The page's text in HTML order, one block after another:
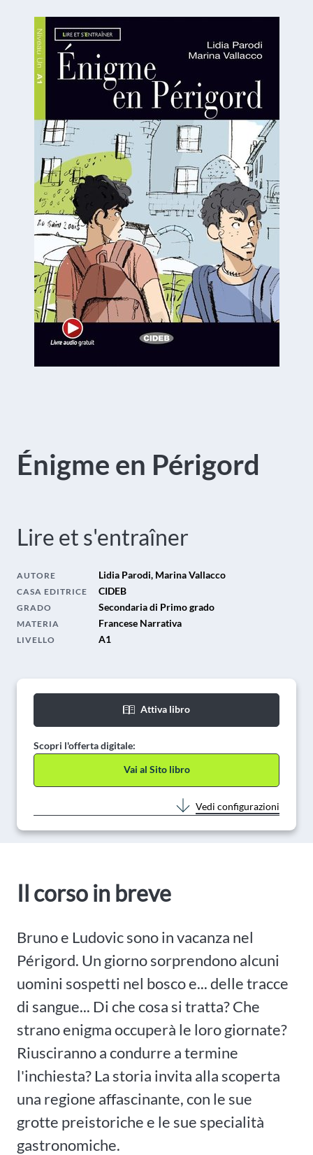
Énigme en Périgord
Lire et s'entraîner
AUTORE Lidia Parodi, Marina Vallacco
CASA EDITRICE CIDEB
GRADO Secondaria di Primo grado
MATERIA Francese Narrativa
LIVELLO A1
Attiva libro
Scopri l'offerta digitale:
Vai al Sito libro
Vedi configurazioni
Il corso in breve
Bruno e Ludovic sono in vacanza nel
Périgord. Un giorno sorprendono alcuni
uomini sospetti nel bosco e... delle tracce
di sangue... Di che cosa si tratta? Che
strano enigma occuperà le loro giornate?
Riusciranno a condurre a termine
l'inchiesta? La storia invita alla scoperta
una regione affascinante, con le sue
grotte preistoriche e le sue specialità
gastronomiche.